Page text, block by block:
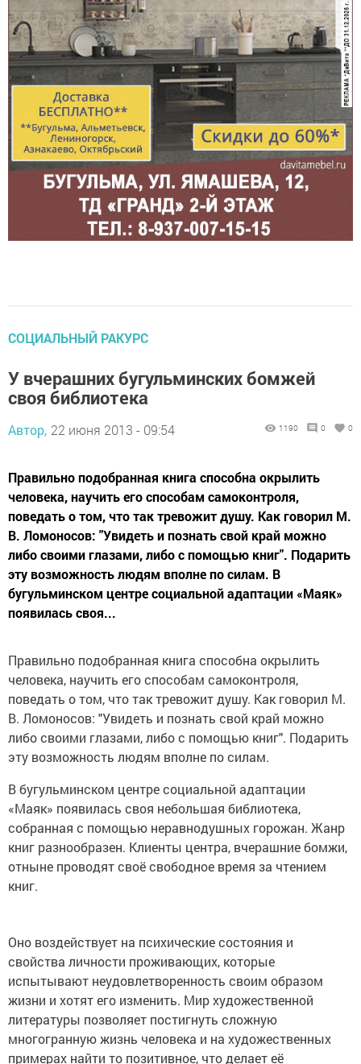
СОЦИАЛЬНЫЙ РАКУРС
У вчерашних бугульминских бомжей
своя библиотека
Автор, 22 июня 2013 - 09:54 1190 0 0
Правильно подобранная книга способна окрылить
человека, научить его способам самоконтроля,
поведать о том, что так тревожит душу. Как говорил М.
В. Ломоносов: "Увидеть и познать свой край можно
либо своими глазами, либо с помощью книг". Подарить
эту возможность людям вполне по силам. В
бугульминском центре социальной адаптации «Маяк»
появилась своя...
Правильно подобранная книга способна окрылить
человека, научить его способам самоконтроля,
поведать о том, что так тревожит душу. Как говорил М.
В. Ломоносов: "Увидеть и познать свой край можно
либо своими глазами, либо с помощью книг". Подарить
эту возможность людям вполне по силам.
В бугульминском центре социальной адаптации
«Маяк» появилась своя небольшая библиотека,
собранная с помощью неравнодушных горожан. Жанр
книг разнообразен. Клиенты центра, вчерашние бомжи,
отныне проводят своё свободное время за чтением
книг.
Оно воздействует на психические состояния и
свойства личности проживающих, которые
испытывают неудовлетворенность своим образом
жизни и хотят его изменить. Мир художественной
литературы позволяет постигнуть сложную
многогранную жизнь человека и на художественных
примерах найти то позитивное, что делает её